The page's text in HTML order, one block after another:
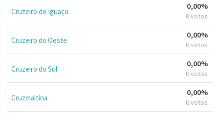
Cruzeiro do Iguaçu
0,00%
0 votos
Cruzeiro do Oeste
0,00%
0 votos
Cruzeiro do Sul
0,00%
0 votos
Cruzmaltina
0,00%
0 votos